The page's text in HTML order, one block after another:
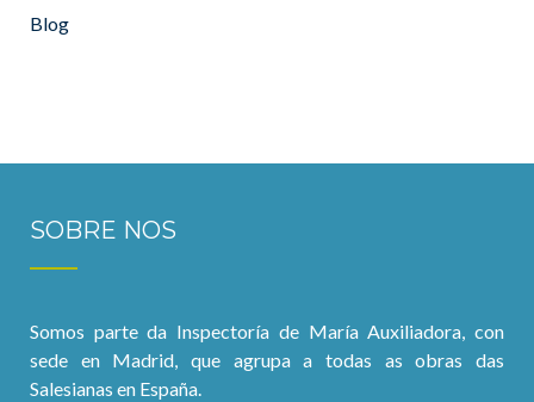
Blog
SOBRE NOS
Somos parte da Inspectoría de María Auxiliadora, con
sede en Madrid, que agrupa a todas as obras das
Salesianas en España.